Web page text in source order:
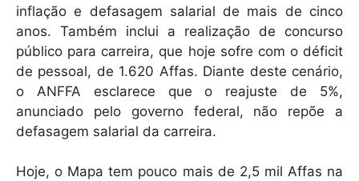
inflação e defasagem salarial de mais de cinco
anos. Também inclui a realização de concurso
público para carreira, que hoje sofre com o déficit
de pessoal, de 1.620 Affas. Diante deste cenário,
o ANFFA esclarece que o reajuste de 5%,
anunciado pelo governo federal, não repõe a
defasagem salarial da carreira.
Hoje, o Mapa tem pouco mais de 2,5 mil Affas na